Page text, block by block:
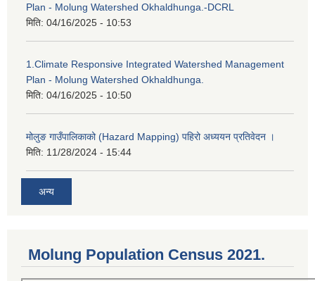
Plan - Molung Watershed Okhaldhunga.-DCRL
मिति: 04/16/2025 - 10:53
1.Climate Responsive Integrated Watershed Management
Plan - Molung Watershed Okhaldhunga.
मिति: 04/16/2025 - 10:50
मोलुङ गाउँपालिकाको (Hazard Mapping) पहिरो अध्ययन प्रतिवेदन ।
मिति: 11/28/2024 - 15:44
अन्य
Molung Population Census 2021.